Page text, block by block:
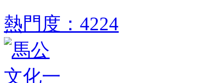
熱門度：4224